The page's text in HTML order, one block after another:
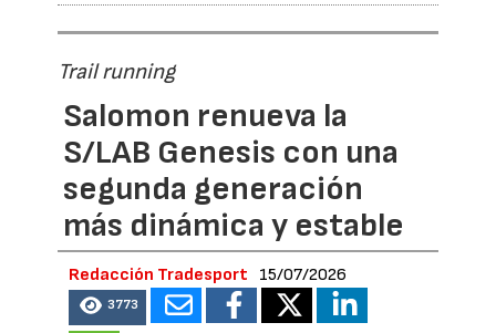
Trail running
Salomon renueva la
S/LAB Genesis con una
segunda generación
más dinámica y estable
Redacción Tradesport 15/07/2026
3773